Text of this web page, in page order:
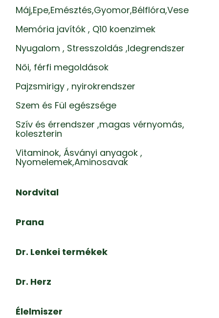
Máj,Epe,Emésztés,Gyomor,Bélflóra,Vese
Memória javítók , Q10 koenzimek
Nyugalom , Stresszoldás ,Idegrendszer
Női, férfi megoldások
Pajzsmirigy , nyirokrendszer
Szem és Fül egészsége
Szív és érrendszer ,magas vérnyomás,
koleszterin
Vitaminok, Ásványi anyagok ,
Nyomelemek,Aminosavak
Nordvital
Prana
Dr. Lenkei termékek
Dr. Herz
Élelmiszer